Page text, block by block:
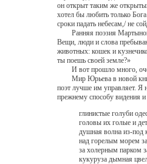
он открыт таким же
хотел бы любить только
сроки падать небесам,/ не
Ранняя поэзия Мартыновой
Вещи, люди и слова
животных: кошек и
ты поешь своей земле?»
И вот прошло много,
Мир Юрьева в новой книге
поэт лучше им управляет. Я
прежнему способу видения
глинистые голуби
головы их голые и
душная волна из-под
над горелым морем
за холерным парком
кукуруза дымная